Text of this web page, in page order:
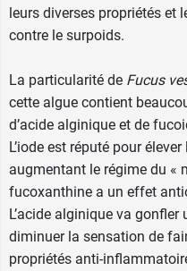
leurs diverses propriétés et
contre le surpoids.
La particularité de Fucus
cette algue contient
d’acide alginique et de
L’iode est réputé pour
augmentant le régime du «
fucoxanthine a un effet
L’acide alginique va
diminuer la sensation de
propriétés anti-